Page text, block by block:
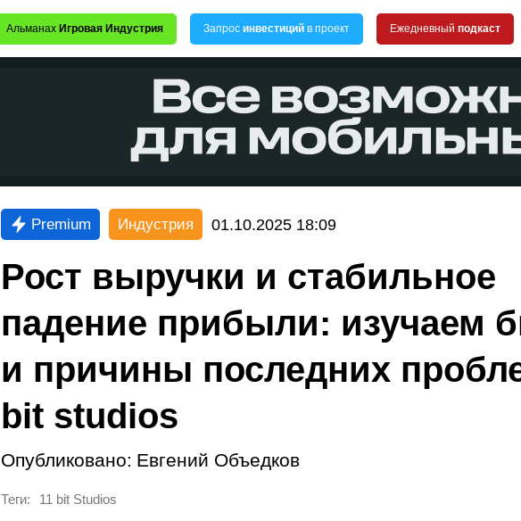
Альманах Игровая Индустрия Запрос инвестиций в проект Ежедневный подкаст
Premium Индустрия 01.10.2025 18:09
Рост выручки и стабильное
падение прибыли: изучаем
и причины последних
bit studios
Опубликовано: Евгений Объедков
Теги: 11 bit Studios